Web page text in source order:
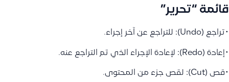
قائمة “تحرير”
•تراجع (Undo): للتراجع عن آخر إجراء.
•إعادة (Redo): لإعادة الإجراء الذي تم التراجع عنه.
•قص (Cut): لقص جزء من المحتوى.